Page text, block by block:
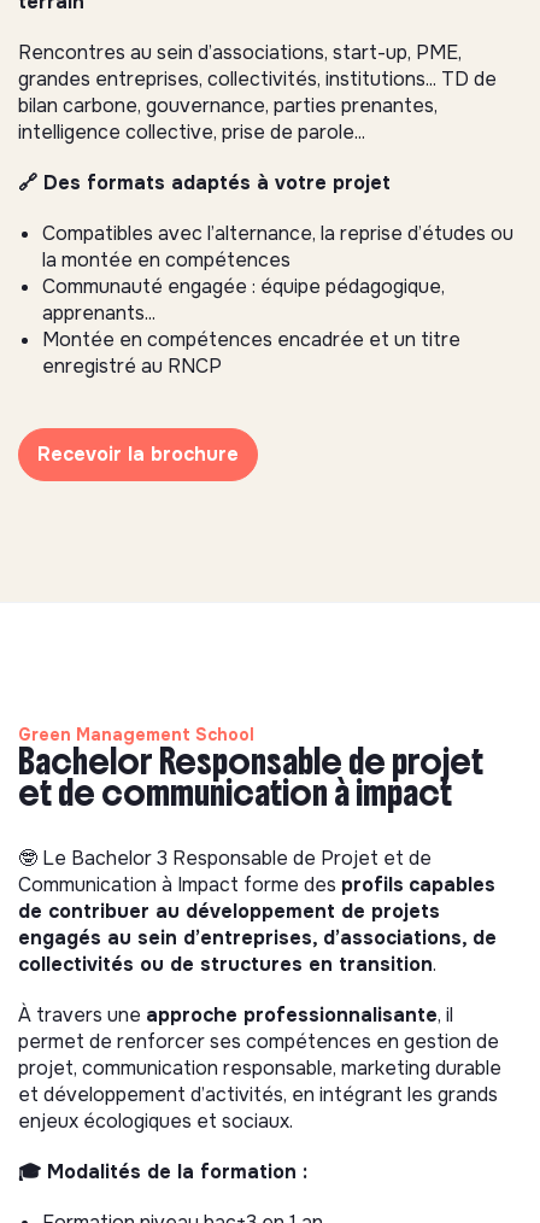
Rencontres au sein d’associations, start-up, PME,
grandes entreprises, collectivités, institutions... TD de
bilan carbone, gouvernance, parties prenantes,
intelligence collective, prise de parole...
🔗 Des formats adaptés à votre projet
Compatibles avec l’alternance, la reprise d’études ou
la montée en compétences
Communauté engagée : équipe pédagogique,
apprenants...
Montée en compétences encadrée et un titre
enregistré au RNCP
Recevoir la brochure
Green Management School
Bachelor Responsable de projet
et de communication à impact
🤓 Le Bachelor 3 Responsable de Projet et de
Communication à Impact forme des profils capables
de contribuer au développement de projets
engagés au sein d’entreprises, d’associations, de
collectivités ou de structures en transition.
À travers une approche professionnalisante, il
permet de renforcer ses compétences en gestion de
projet, communication responsable, marketing durable
et développement d’activités, en intégrant les grands
enjeux écologiques et sociaux.
🎓 Modalités de la formation :